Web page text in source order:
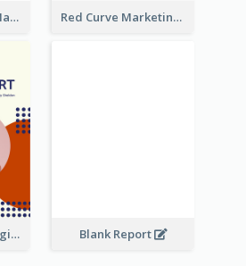
Company Profile Marketing Reports Red Curve Marketing Reports
Purple And Red Digital Media Annual Report Blank Report